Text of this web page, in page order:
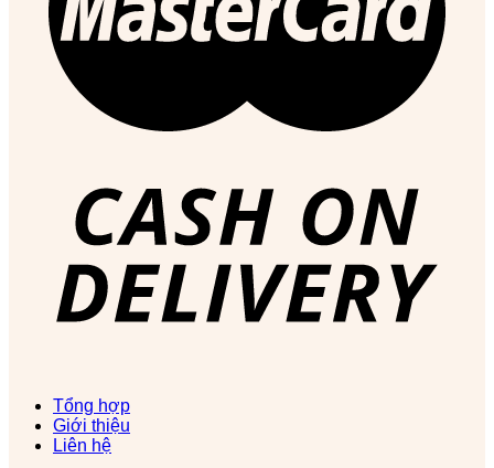
Tổng hợp
Giới thiệu
Liên hệ